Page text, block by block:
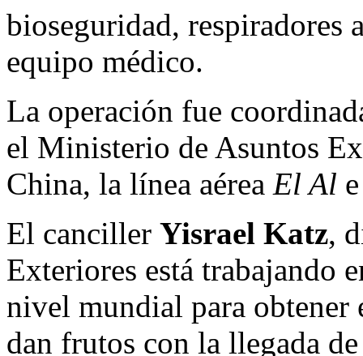
bioseguridad, respiradores
equipo médico.
La operación fue
el Ministerio de Asuntos
China, la línea aérea El Al
El canciller Yisrael Katz,
Exteriores está trabajando
nivel mundial para obtener
dan frutos con la llegada